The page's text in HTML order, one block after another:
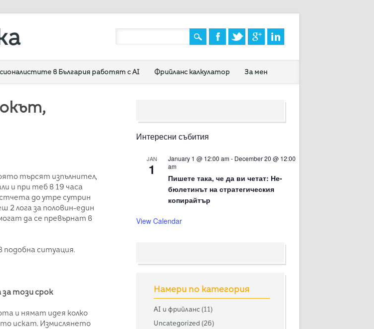
в България работят с AI Фрийланс калкулатор За мен
търсят изпълнител,
и при теб в 19 часа
до утре сутрин
2 лога за половин-един
да се превърнат в
подобна ситуация.
този срок
и нямат идея колко
искат. Измислянето
Интересни събития
JAN
1
January 1 @ 12:00 am- December 20 @ 12:00
am
Пишете така, че да ви четат: Не-
бюлетинът на стратегическия
копирайтър
View Calendar
Намери по категория
AI и фрийланс (11)
Uncategorized (26)